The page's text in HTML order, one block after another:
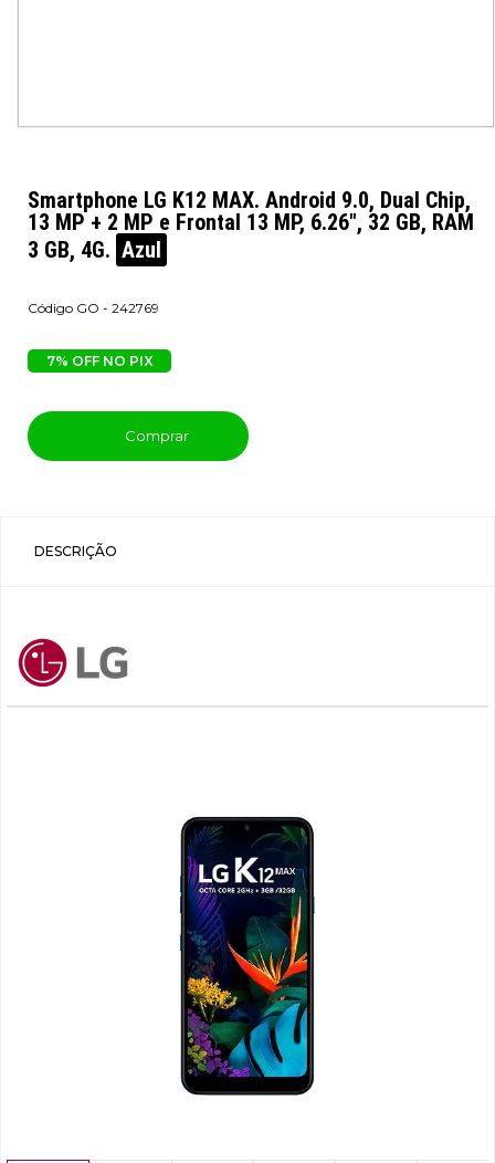
Smartphone LG K12 MAX. Android 9.0, Dual Chip,
13 MP + 2 MP e Frontal 13 MP, 6.26", 32 GB, RAM
3 GB, 4G. Azul
GO - 242769
7% OFF NO PIX
Comprar
DESCRIÇÃO